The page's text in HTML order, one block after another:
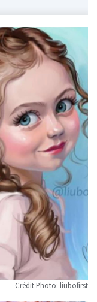
Crédit Photo: liubofirst